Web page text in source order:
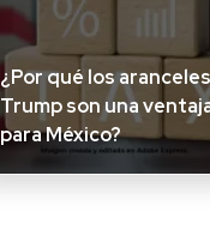
¿Por qué los
Trump son una
para México?